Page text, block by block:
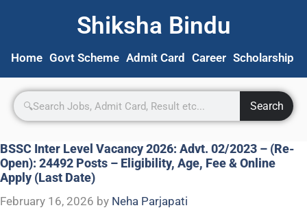
Shiksha Bindu
Home Govt Scheme Admit Card Career Scholarship
Search
BSSC Inter Level Vacancy 2026: Advt. 02/2023 – (Re-
Open): 24492 Posts – Eligibility, Age, Fee & Online
Apply (Last Date)
February 16, 2026 by Neha Parjapati